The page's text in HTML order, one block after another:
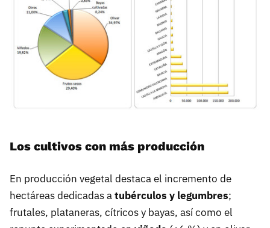
Los cultivos con más producción
En producción vegetal destaca el incremento de
hectáreas dedicadas atubérculos y legumbres;
frutales, plataneras, cítricos y bayas, así como el